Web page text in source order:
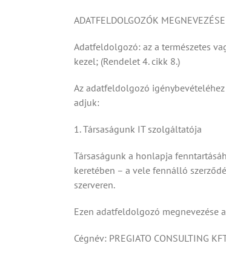
ADATFELDOLGOZÓK MEGNEVEZÉSE
Adatfeldolgozó: az a természetes
kezel; (Rendelet 4. cikk 8.)
Az adatfeldolgozó
adjuk:
1. Társaságunk IT szolgáltatója
Társaságunk a honlapja
keretében – a vele fennálló
szerveren.
Ezen adatfeldolgozó megnevezése
Cégnév: PREGIATO CONSULTING